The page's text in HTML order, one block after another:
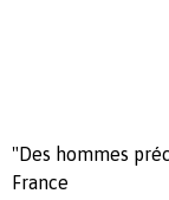
"Des hommes
France